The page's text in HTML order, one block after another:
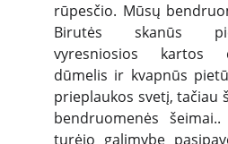
rūpesčio. Mūsų
Birutės skanūs
vyresniosios kartos
dūmelis ir kvapnūs
prieplaukos svetį, tačiau
bendruomenės
turėjo galimybę